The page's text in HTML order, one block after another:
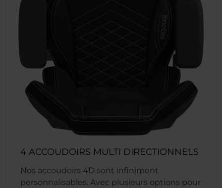
4 ACCOUDOIRS MULTI DIRECTIONNELS
Nos accoudoirs 4D sont infiniment
personnalisables. Avec plusieurs options pour